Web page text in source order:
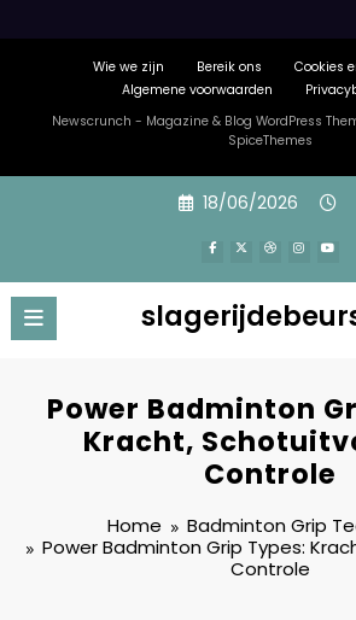
Wie we zijn Bereik ons
Cookies
Algemene voorwaarden
Newscrunch - Magazine & Blog WordPress
SpiceThemes
18/06/2026
Power Badminton
Kracht,
Controle
Home
Badminton Grip
Power Badminton Grip Types:
Controle